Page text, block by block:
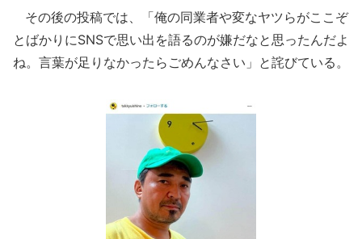
その後の投稿では、「俺の同業者や変なヤツらがここぞ
とばかりにSNSで思い出を語るのが嫌だなと思ったんだよ
ね。言葉が足りなかったらごめんなさい」と詫びている。